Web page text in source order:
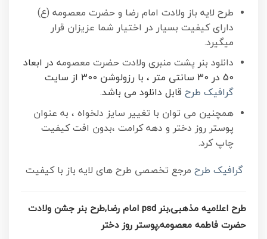
طرح لایه باز ولادت امام رضا و حضرت معصومه (ع)
دارای کیفیت بسیار در اختیار شما عزیزان قرار
میگیرد.
دانلود بنر پشت منبری ولادت حضرت معصومه در ابعاد
50 در 30 سانتی متر ، با رزولوشن 300 از سایت
گرافیک طرحقابل دانلود می باشد.
همچنین می توان با تغییر سایز دلخواه ، به عنوان
پوستر روز دختر و دهه کرامت ،بدون افت کیفیت
چاپ کرد.
گرافیک طرح مرجع تخصصی طرح های لایه باز با کیفیت
طرح اعلامیه مذهبی,بنر psd امام رضا,طرح بنر جشن ولادت
حضرت فاطمه معصومه,پوستر روز دختر